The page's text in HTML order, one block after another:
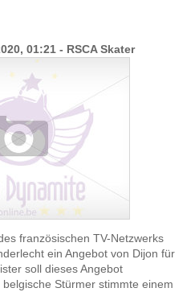
01:21 - RSCA Skater
französischen TV-Netzwerks
ein Angebot von Dijon für
soll dieses Angebot
Stürmer stimmte einem